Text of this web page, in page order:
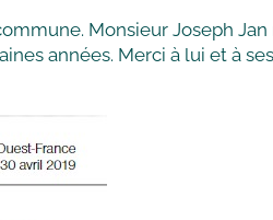
Monsieur Joseph Jan
années. Merci à lui et à